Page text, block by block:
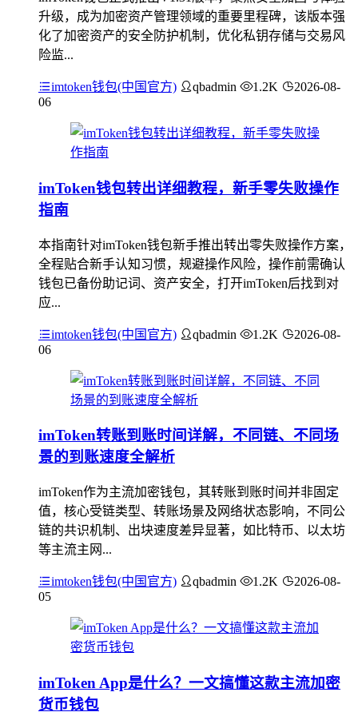
升级，成为加密资产管理领域的重要里程碑，该版本强
化了加密资产的安全防护机制，优化私钥存储与交易风
险监...
imtoken钱包(中国官方) qbadmin 1.2K
2026-08-
06
imToken钱包转出详细教程，新手零失败操作
指南
本指南针对imToken钱包新手推出转出零失败操作方案，
全程贴合新手认知习惯，规避操作风险，操作前需确认
钱包已备份助记词、资产安全，打开imToken后找到对
应...
imtoken钱包(中国官方) qbadmin 1.2K
2026-08-
06
imToken转账到账时间详解，不同链、不同场
景的到账速度全解析
imToken作为主流加密钱包，其转账到账时间并非固定
值，核心受链类型、转账场景及网络状态影响，不同公
链的共识机制、出块速度差异显著，如比特币、以太坊
等主流主网...
imtoken钱包(中国官方) qbadmin 1.2K
2026-08-
05
imToken App是什么？一文搞懂这款主流加密
货币钱包